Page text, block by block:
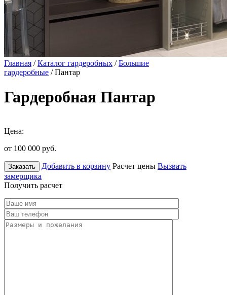
Главная /Каталог гардеробных /Большие
гардеробные / Пантар
Гардеробная Пантар
Цена:
от 100 000 руб.
Заказать Добавить в корзину Расчет цены Вызвать
замерщика
Получить расчет